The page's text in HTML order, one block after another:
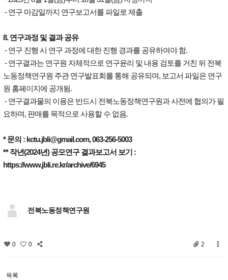
- 연구 마감일까지 연구보고서를 파일로 제출
8. 연구과정 및 결과 공유
- 연구 진행 시 연구 과정에 대한 진행 경과를 공유하여야 함.
- 연구결과는 연구원 자체적으로 연구윤리 및 내용 검토를 거친 뒤 전북
노동정책연구원 주관 연구발표회를 통해 공유되며, 보고서 파일은 연구
원 홈페이지에 공개됨.
- 연구결과물의 이용은 반드시 전북노동정책연구원과 사전에 협의가 필
요하며, 판매를 목적으로 사용할 수 없음.
* 문의 : kctu.jbli@gmail.com, 063-256-5003
** 작년(2024년) 공모연구 결과보고서 보기 :
https://www.jbli.re.kr/archive/6945
전북노동정책연구원
0 0 2
목록